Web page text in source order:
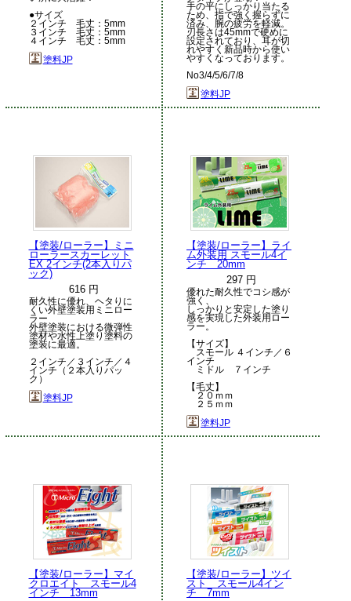
●サイズ
２インチ 毛丈：5mm
３インチ 毛丈：5mm
４インチ 毛丈：5mm
塗料JP
手の平にしっかり当たる
ため、指で強く握らずに
済み、腕の疲労を軽減。
刃長さは45mmで硬めに
設定されており、耳が切
れやすく新品時から使い
やすくなっております。
No3/4/5/6/7/8
塗料JP
【塗装/ローラー】ミニ
ローラースカーレット
EX 2インチ(2本入りパ
ック)
616 円
耐久性に優れ、ヘタりに
くい外壁塗装用ミニロー
ラー
外壁塗装における微弾性
塗材や水性上塗り塗料の
塗装に最適。
２インチ／３インチ／４
インチ（２本入りパッ
ク）
塗料JP
【塗装/ローラー】ライ
ム外装用 スモール4イ
ンチ 20mm
297 円
優れた耐久性でコシ感が
強く、
しっかりと安定した塗り
感を実現した外装用ロー
ラー。
【サイズ】
スモール ４インチ／６
インチ
ミドル ７インチ
【毛丈】
２０ｍｍ
２５ｍｍ
塗料JP
【塗装/ローラー】マイ
クロエイト スモール4
インチ 13mm
【塗装/ローラー】ツイ
スト スモール4イン
チ 7mm